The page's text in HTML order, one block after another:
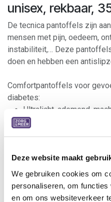
Deze website maakt
We gebruiken cookies om
personaliseren, om
en om ons websiteverkeer
unisex, rekbaar,
De tecnica pantoffels zijn
mensen met pijn, oedeem,
instabiliteit,… Deze
doen en hebben een
Comfortpantoffels voor
diabetes:
Ultralicht, ademend,
Zonder hinderlijke
Ideale pantoffel voor
Indicaties:
Normale tot gevoelige